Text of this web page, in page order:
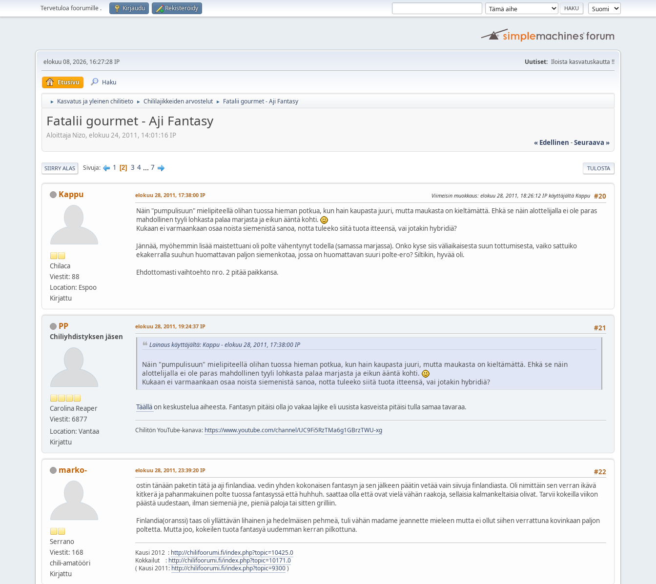
Tervetuloa foorumille . Kirjaudu Rekisteröidy
elokuu 08, 2026, 16:27:28 IP Uutiset: Iloista kasvatuskautta !!
Etusivu Haku
► Kasvatus ja yleinen chilitieto ► Chililajikkeiden arvostelut ► Fatalii gourmet - Aji Fantasy
Fatalii gourmet - Aji Fantasy
Aloittaja Nizo, elokuu 24, 2011, 14:01:16 IP
« Edellinen -Seuraava »
TULOSTA
SIIRRY ALAS Sivuja 1 2 3 4 ... 7
Kappu
Chilaca
Viestit: 88
Location: Espoo
Kirjattu
#20
elokuu 28, 2011, 17:38:00 IP Viimeisin muokkaus: elokuu 28, 2011, 18:26:12 IP käyttäjältä Kappu
Näin "pumpulisuun" mielipiteellä olihan tuossa hieman potkua, kun hain kaupasta juuri, mutta maukasta on kieltämättä. Ehkä se näin alottelijalla ei ole paras
mahdollinen tyyli lohkasta palaa marjasta ja eikun ääntä kohti.
Kukaan ei varmaankaan osaa noista siemenistä sanoa, notta tuleeko siitä tuota itteensä, vai jotakin hybridiä?
Jännää, myöhemmin lisää maistettuani oli polte vähentynyt todella (samassa marjassa). Onko kyse siis väliaikaisesta suun tottumisesta, vaiko sattuiko
ekakerralla suuhun huomattavan paljon siemenkotaa, jossa on huomattavan suuri polte-ero? Siltikin, hyvää oli.
Ehdottomasti vaihtoehto nro. 2 pitää paikkansa.
PP
Chiliyhdistyksen jäsen
Carolina Reaper
Viestit: 6877
Location: Vantaa
Kirjattu
#21
elokuu 28, 2011, 19:24:37 IP
Lainaus käyttäjältä: Kappu - elokuu 28, 2011, 17:38:00 IP
Näin "pumpulisuun" mielipiteellä olihan tuossa hieman potkua, kun hain kaupasta juuri, mutta maukasta on kieltämättä. Ehkä se näin
alottelijalla ei ole paras mahdollinen tyyli lohkasta palaa marjasta ja eikun ääntä kohti.
Kukaan ei varmaankaan osaa noista siemenistä sanoa, notta tuleeko siitä tuota itteensä, vai jotakin hybridiä?
Täälläon keskustelua aiheesta. Fantasyn pitäisi olla jo vakaa lajike eli uusista kasveista pitäisi tulla samaa tavaraa.
Chilitön YouTube-kanava: https://www.youtube.com/channel/UC9Fi5RzTMa6g1GBrzTWU-xg
marko-
Serrano
Viestit: 168
chili-amatööri
Kirjattu
#22
elokuu 28, 2011, 23:39:20 IP
ostin tänään paketin tätä ja aji finlandiaa. vedin yhden kokonaisen fantasyn ja sen jälkeen päätin vetää vain siivuja finlandiasta. Oli nimittäin sen verran ikävä
kitkerä ja pahanmakuinen polte tuossa fantasyssä että huhhuh. saattaa olla että ovat vielä vähän raakoja, sellaisia kalmankeltaisia olivat. Tarvii kokeilla viikon
päästä uudestaan, ilman siemeniä jne, pieniä paloja tai sitten grilliin.
Finlandia(oranssi) taas oli yllättävän lihainen ja hedelmäisen pehmeä, tuli vähän madame jeannette mieleen mutta ei ollut siihen verrattuna kovinkaan paljon
poltetta. Mutta joo, kokeilen tuota fantasyä uudemman kerran pilkottuna.
Kausi 2012 : http://chilifoorumi.fi/index.php?topic=10425.0
Kokkailut : http://chilifoorumi.fi/index.php?topic=10171.0
( Kausi 2011: http://chilifoorumi.fi/index.php?topic=9300)